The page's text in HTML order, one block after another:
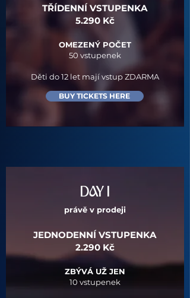
BUY TICKETS HERE
TŘÍDENNÍ VSTUPENKA
5.290 Kč​
OMEZENÝ POČET
50 vstupenek​
Děti do 12 let majívstup ZDARMA
DAY I
právě v prodeji
JEDNODENNÍ VSTUPENKA
2.290 Kč​
ZBÝVÁ UŽ JEN
10 vstupenek​